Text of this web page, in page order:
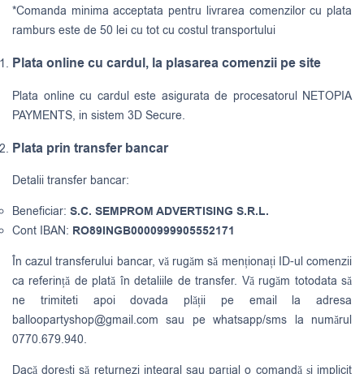
*Comanda minima acceptata pentru livrarea comenzilor cu plata
ramburs este de 50 lei cu tot cu costul transportului
Plata online cu cardul, la plasarea comenzii pe site
Plata online cu cardul este asigurata de procesatorul NETOPIA
PAYMENTS, in sistem 3D Secure.
Plata prin transfer bancar
Detalii transfer bancar:
Beneficiar: S.C. SEMPROM ADVERTISING S.R.L.
Cont IBAN: RO89INGB0000999905552171
În cazul transferului bancar, vă rugăm să menționați ID-ul comenzii
ca referință de plată în detaliile de transfer. Vă rugăm totodata să
ne trimiteti apoi dovada plății pe email la adresa
balloopartyshop@gmail.com sau pe whatsapp/sms la numărul
0770.679.940.
Dacă dorești să returnezi integral sau parțial o comandă şi implicit